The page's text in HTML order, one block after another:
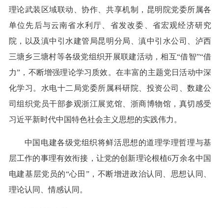
理论武装区域联动、协作、共享机制，昆明院党委所属各
单位先后与云南省水利厅、省发改委、省宏观经济研究
院，以及滇中引水建管局昆明分局、滇中引水公司、泸西
三塘乡三塘村等各级党组织开展联建活动，相互“借智”“借
力”，不断增强理论学习质效。在丰富的主题党日活动中深
化学习。水电十二局党委所属科研院、投资公司、数建公
司组织党员干部参观浙江展览馆、浙商博物馆，真切感受
习近平新时代中国特色社会主义思想的实践伟力。
中国电建各级党组织将鲜活思想的道理学理哲理与基
层工作的事理有效衔接，让党的创新理论根植6万余名中国
电建基层党员的“心田”，不断增进政治认同、思想认同、
理论认同、情感认同。